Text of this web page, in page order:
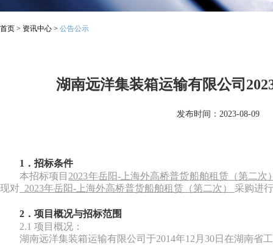
首页 > 资讯中心 > 公告公示
湖南远洋集装箱运输有限公司
发布时间：2023-08-09
1．招标条件
本招标项目 2023年岳阳-上海外高桥普货船舶租赁（第二次
现对 2023年岳阳-上海外高桥普货船舶租赁 （第二次） 采购进
2．项目概况与招标范围
2.1 项目概况：
湖南远洋集装箱运输有限公司于2014年12 月 30日在湖南省